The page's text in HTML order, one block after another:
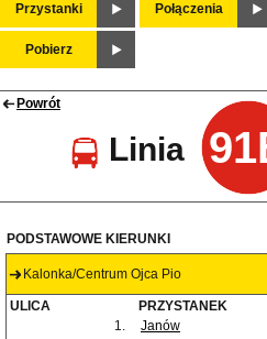
Przystanki Połączenia
Pobierz
Powrót
Linia
PODSTAWOWE KIERUNKI
Kalonka/Centrum Ojca Pio
ULICA PRZYSTANEK
1.
Janów